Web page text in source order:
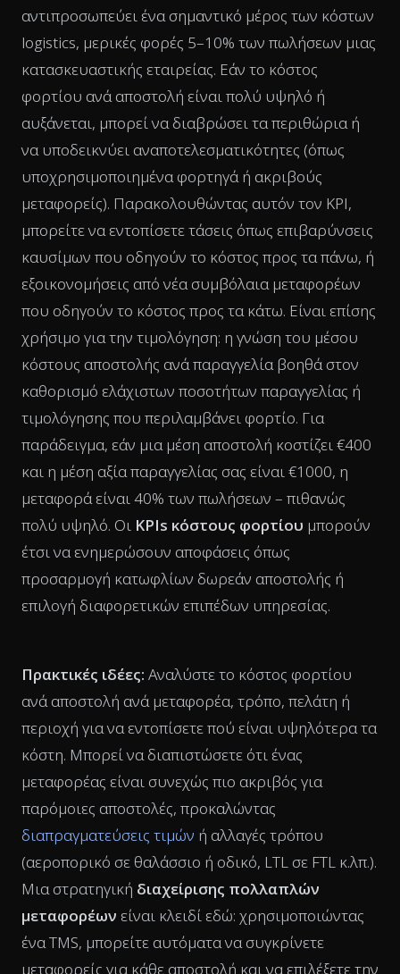
αντιπροσωπεύει ένα σημαντικό μέρος των κόστων
logistics, μερικές φορές 5–10% των πωλήσεων μιας
κατασκευαστικής εταιρείας. Εάν το κόστος
φορτίου ανά αποστολή είναι πολύ υψηλό ή
αυξάνεται, μπορεί να διαβρώσει τα περιθώρια ή
να υποδεικνύει αναποτελεσματικότητες (όπως
υποχρησιμοποιημένα φορτηγά ή ακριβούς
μεταφορείς). Παρακολουθώντας αυτόν τον KPI,
μπορείτε να εντοπίσετε τάσεις όπως επιβαρύνσεις
καυσίμων που οδηγούν το κόστος προς τα πάνω, ή
εξοικονομήσεις από νέα συμβόλαια μεταφορέων
που οδηγούν το κόστος προς τα κάτω. Είναι επίσης
χρήσιμο για την τιμολόγηση: η γνώση του μέσου
κόστους αποστολής ανά παραγγελία βοηθά στον
καθορισμό ελάχιστων ποσοτήτων παραγγελίας ή
τιμολόγησης που περιλαμβάνει φορτίο. Για
παράδειγμα, εάν μια μέση αποστολή κοστίζει €400
και η μέση αξία παραγγελίας σας είναι €1000, η
μεταφορά είναι 40% των πωλήσεων – πιθανώς
πολύ υψηλό. Οι KPIs κόστους φορτίου μπορούν
έτσι να ενημερώσουν αποφάσεις όπως
προσαρμογή κατωφλίων δωρεάν αποστολής ή
επιλογή διαφορετικών επιπέδων υπηρεσίας.
Πρακτικές ιδέες: Αναλύστε το κόστος φορτίου
ανά αποστολή ανά μεταφορέα, τρόπο, πελάτη ή
περιοχή για να εντοπίσετε πού είναι υψηλότερα τα
κόστη. Μπορεί να διαπιστώσετε ότι ένας
μεταφορέας είναι συνεχώς πιο ακριβός για
παρόμοιες αποστολές, προκαλώντας
διαπραγματεύσεις τιμών ή αλλαγές τρόπου
(αεροπορικό σε θαλάσσιο ή οδικό, LTL σε FTL κ.λπ.).
Μια στρατηγική διαχείρισης πολλαπλών
μεταφορέων είναι κλειδί εδώ: χρησιμοποιώντας
ένα TMS, μπορείτε αυτόματα να συγκρίνετε
μεταφορείς για κάθε αποστολή και να επιλέξετε την